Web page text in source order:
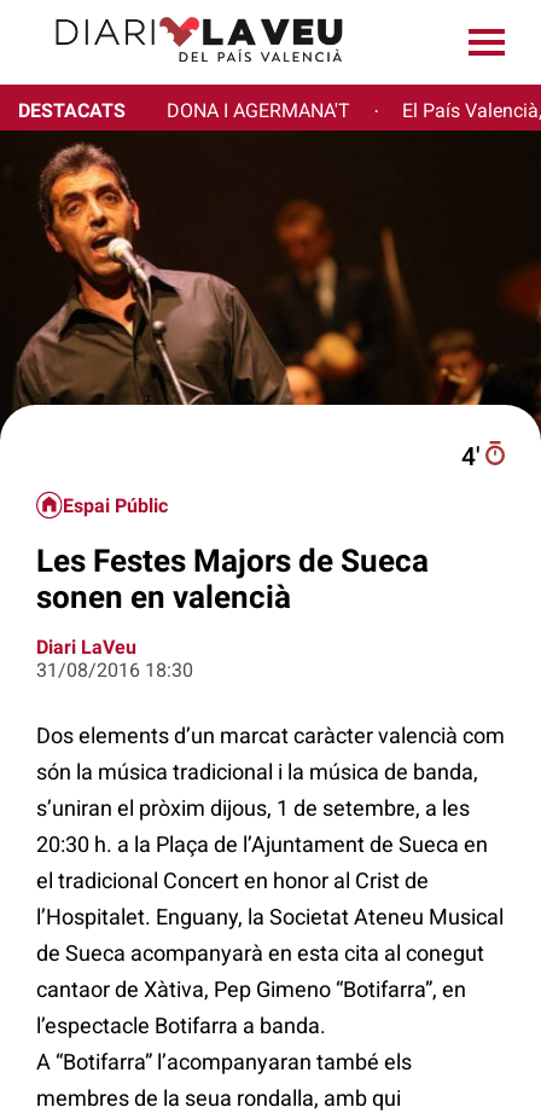
DESTACATS DONA I AGERMANA'T · El País
4′
Espai Públic
Les Festes Majors de Sueca
sonen en valencià
Diari LaVeu
31/08/2016 18:30
Dos elements d’un marcat caràcter valencià com
són la música tradicional i la música de banda,
s’uniran el pròxim dijous, 1 de setembre, a les
20:30 h. a la Plaça de l’Ajuntament de Sueca en
el tradicional Concert en honor al Crist de
l’Hospitalet. Enguany, la Societat Ateneu Musical
de Sueca acompanyarà en esta cita al conegut
cantaor de Xàtiva, Pep Gimeno “Botifarra”, en
l’espectacle Botifarra a banda.
A “Botifarra” l’acompanyaran també els
membres de la seua rondalla, amb qui